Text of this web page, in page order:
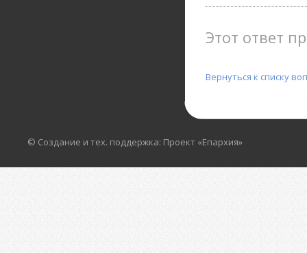
Этот ответ
Вернуться к списку
© Создание и тех. поддержка: Проект «Епархия»